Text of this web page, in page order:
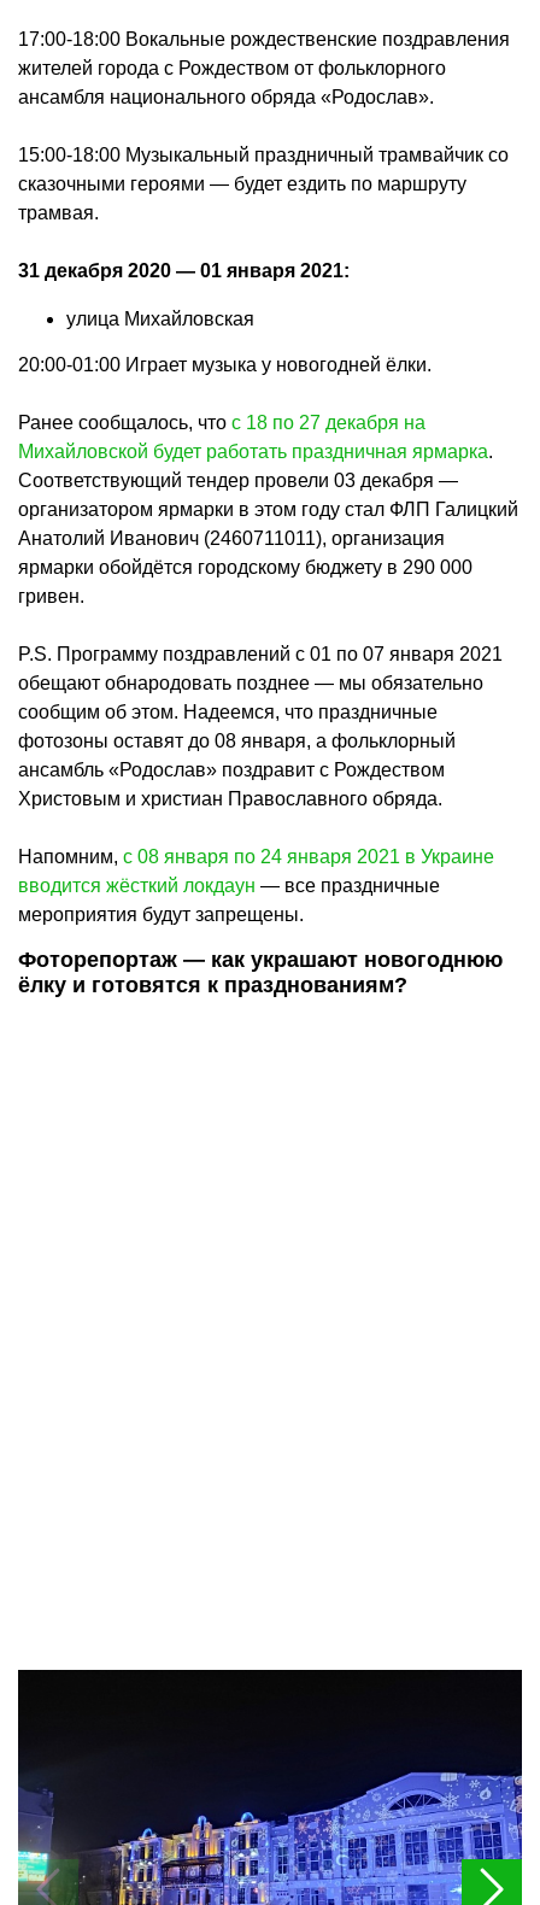
17:00-18:00 Вокальные рождественские поздравления
жителей города с Рождеством от фольклорного
ансамбля национального обряда «Родослав».
15:00-18:00 Музыкальный праздничный трамвайчик со
сказочными героями — будет ездить по маршруту
трамвая.
31 декабря 2020 — 01 января 2021:
улица Михайловская
20:00-01:00 Играет музыка у новогодней ёлки.
Ранее сообщалось, что с 18 по 27 декабря на
Михайловской будет работать праздничная ярмарка.
Соответствующий тендер провели 03 декабря —
организатором ярмарки в этом году стал ФЛП Галицкий
Анатолий Иванович (2460711011), организация
ярмарки обойдётся городскому бюджету в 290 000
гривен.
P.S. Программу поздравлений с 01 по 07 января 2021
обещают обнародовать позднее — мы обязательно
сообщим об этом. Надеемся, что праздничные
фотозоны оставят до 08 января, а фольклорный
ансамбль «Родослав» поздравит с Рождеством
Христовым и христиан Православного обряда.
Напомним, с 08 января по 24 января 2021 в Украине
вводится жёсткий локдаун — все праздничные
мероприятия будут запрещены.
Фоторепортаж — как украшают новогоднюю
ёлку и готовятся к празднованиям?